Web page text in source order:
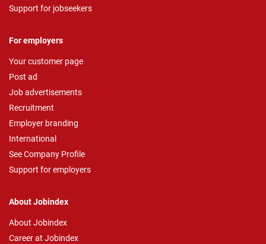
Support for jobseekers
For employers
Your customer page
Post ad
Job advertisements
Recruitment
Employer branding
International
See Company Profile
Support for employers
About Jobindex
About Jobindex
Career at Jobindex